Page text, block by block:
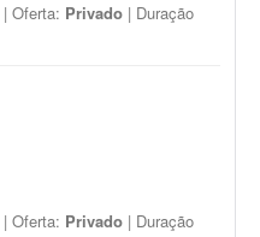
| Oferta: Privado | Duração
| Oferta: Privado | Duração